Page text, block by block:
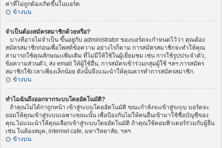
ค่าที่ไม่ถูกต้องเกิดขึ้นในบอร์ด.
ข้างบน
จำเป็นต้องสมัครสมาชิกด้วยหรือ?
บางทีอาจไม่จำเป็น ขึ้นอยู่กับ administrator ของบอร์ดจะกำหนดไว้ว่า คุณต้อง
สมัครสมาชิกก่อนเพื่อโพสต์ข้อความ อย่างไรก็ตาม การสมัครสมาชิกจะทำให้คุณ
สามารถใช้คุณลักษณะเพิ่มเติม ที่ไม่มีให้ใช้ในผู้เยี่ยมชม เช่น การใช้รูปประจำตัว,
ข้อความส่วนตัว, ส่ง email ให้ผู้ใช้อื่น, การสมัครเข้าร่วมกลุ่มผู้ใช้ ฯลฯ.การสมัคร
สมาชิกใช้เวลาเพียงเล็กน้อย ดังนั้นจึงแนะนำให้คุณควรทำการสมัครสมาชิก.
ข้างบน
ทำไมฉันถึงออกจากระบบโดยอัตโนมัติ?
ถ้าคุณไม่ได้กาถูกหน้า เข้าสู่ระบบโดยอัตโนมัติ ขณะกำลังจะเข้าสู่ระบบ บอร์ดจะ
ยอมให้คุณเข้าสู่ระบบเฉพาะขณะนั้น เพื่อป้องกันไม่ให้คนอื่นเข้ามาใช้ชื่อบัญชีของ
คุณ.ไม่แนะนำให้คุณเลือกเข้าสู่ระบบโดยอัตโนมัติ ถ้าคุณใช้คอมพิวเตอร์ร่วมกับผู้อื่น
เช่น ในห้องสมุด, internet cafe, มหาวิทยาลัย, ฯลฯ
ข้างบน